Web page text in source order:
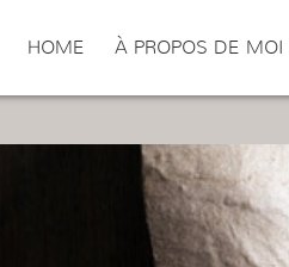
HOME À PROPOS DE MOI